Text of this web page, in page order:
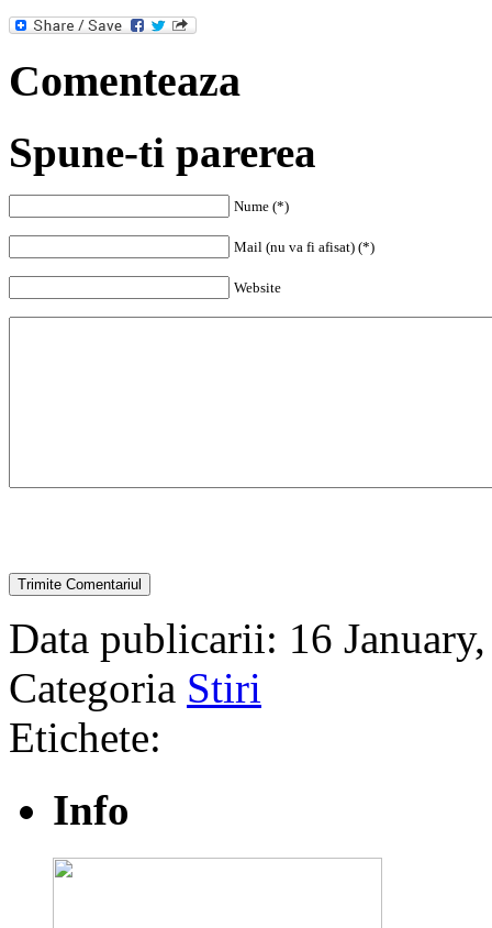
Comenteaza
Spune-ti parerea
Nume (*)
Mail (nu va fi afisat) (*)
Website
Data publicarii: 16
Categoria Stiri
Etichete:
Info